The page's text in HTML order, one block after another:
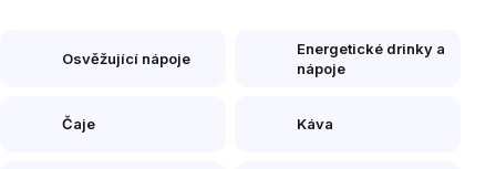
Osvěžující nápoje
Energetické drinky a
nápoje
Čaje Káva